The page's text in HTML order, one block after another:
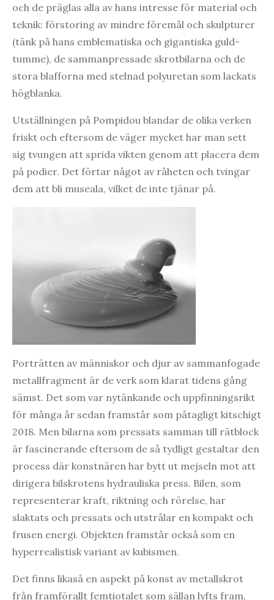
och de präglas alla av hans intresse för material och
teknik: förstoring av mindre föremål och skulpturer
(tänk på hans emblematiska och gigantiska guld-
tumme), de sammanpressade skrotbilarna och de
stora blafforna med stelnad polyuretan som lackats
högblanka.
Utställningen på Pompidou blandar de olika verken
friskt och eftersom de väger mycket har man sett
sig tvungen att sprida vikten genom att placera dem
på podier. Det förtar något av råheten och tvingar
dem att bli museala, vilket de inte tjänar på.
Porträtten av människor och djur av sammanfogade
metallfragment är de verk som klarat tidens gång
sämst. Det som var nytänkande och uppfinningsrikt
för många år sedan framstår som påtagligt kitschigt
2018. Men bilarna som pressats samman till rätblock
är fascinerande eftersom de så tydligt gestaltar den
process där konstnären har bytt ut mejseln mot att
dirigera bilskrotens hydrauliska press. Bilen, som
representerar kraft, riktning och rörelse, har
slaktats och pressats och utstrålar en kompakt och
frusen energi. Objekten framstår också som en
hyperrealistisk variant av kubismen.
Det finns likaså en aspekt på konst av metallskrot
från framförallt femtiotalet som sällan lyfts fram,